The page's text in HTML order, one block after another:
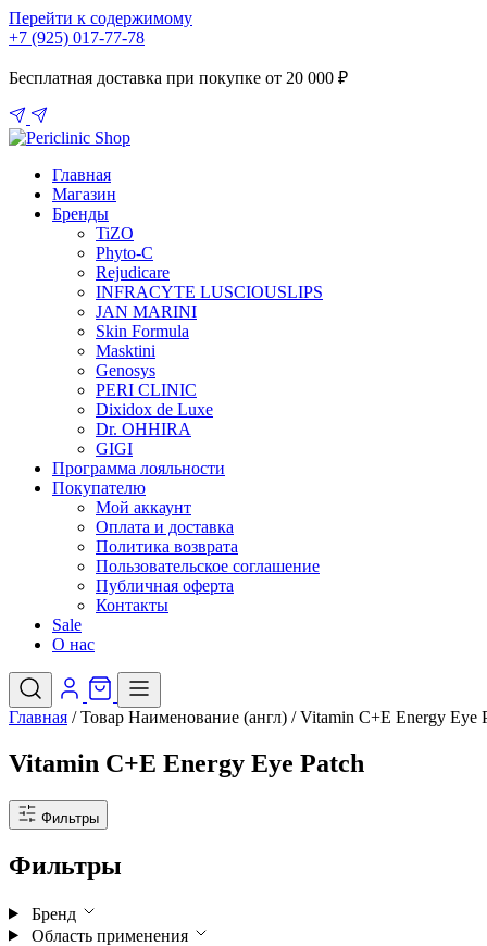
Перейти к содержимому
+7 (925) 017-77-78
Бесплатная доставка при покупке от 20 000 ₽
Главная
Магазин
Бренды
TiZO
Phyto-C
Rejudicare
INFRACYTE LUSCIOUSLIPS
JAN MARINI
Skin Formula
Masktini
Genosys
PERI CLINIC
Dixidox de Luxe
Dr. OHHIRA
GIGI
Программа лояльности
Покупателю
Мой аккаунт
Оплата и доставка
Политика возврата
Пользовательское соглашение
Публичная оферта
Контакты
Sale
О нас
Главная /Товар Наименование (англ) /Vitamin C+E Energy Eye
Vitamin C+E Energy Eye Patch
Фильтры
Фильтры
Бренд
Область применения